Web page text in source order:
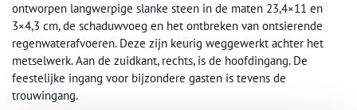
ontworpen langwerpige slanke steen in de maten 23,4×11 en
3×4,3 cm, de schaduwvoeg en het ontbreken van ontsierende
regenwaterafvoeren. Deze zijn keurig weggewerkt achter het
metselwerk. Aan de zuidkant, rechts, is de hoofdingang. De
feestelijke ingang voor bijzondere gasten is tevens de
trouwingang.